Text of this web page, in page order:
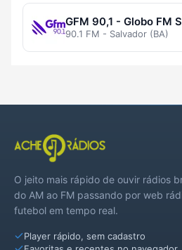
GFM 90,1 - Globo FM
90.1 FM - Salvador (BA)
O jeito mais rápido de ouvir rádios
do AM ao FM passando por web
futebol em tempo real.
Player rápido, sem cadastro